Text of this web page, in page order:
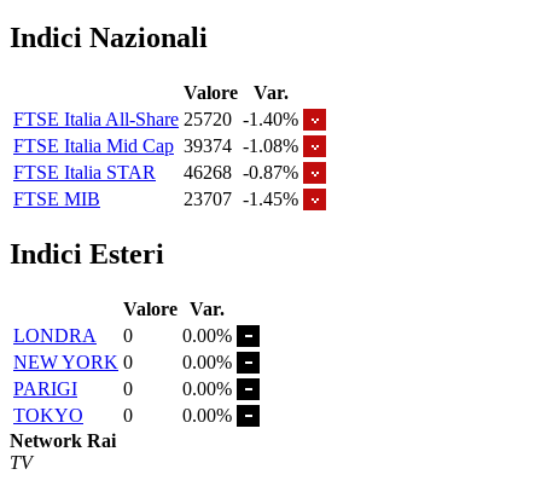
Indici Nazionali
Valore
Var.
FTSE Italia All-Share 25720 -1.40%
FTSE Italia Mid Cap 39374 -1.08%
FTSE Italia STAR
46268 -0.87%
FTSE MIB
23707 -1.45%
Indici Esteri
Valore Var.
LONDRA
0
0.00%
NEW YORK 0
0.00%
PARIGI
0
0.00%
TOKYO
0
0.00%
Network Rai
TV